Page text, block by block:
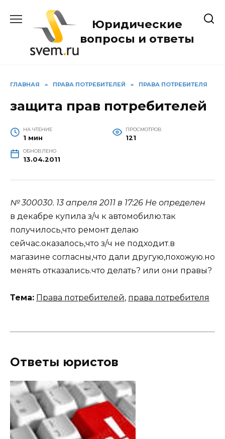
содержанию
Юридические
вопросы и ответы
ГЛАВНАЯ » ПРАВА ПОТРЕБИТЕЛЕЙ » ПРАВА ПОТРЕБИТЕЛЯ
защита прав потребителей
НА ЧТЕНИЕ
1 мин
ПРОСМОТРОВ
121
ОБНОВЛЕНО
13.04.2011
№ 300030. 13 апреля 2011 в 17:26 Не определен
в декабре купила з/ч к автомобилю.так
получилось,что ремонт делаю
сейчас.оказалось,что з/ч не подходит.в
магазине согласны,что дали другую,похожую.но
менять отказались.что делать? или они правы?
Тема: Права потребителей, права потребителя
Ответы юристов